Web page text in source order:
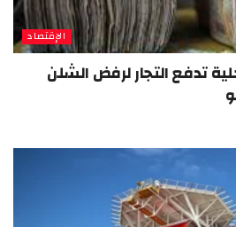
الإقتصاد
تدفع التجار لرفض الشلن